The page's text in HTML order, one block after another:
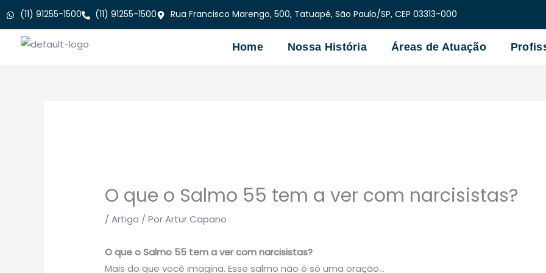
(11) 91255-1500 (11) 91255-1500 Rua Francisco Marengo, 500, Tatuapé, São Paulo/SP, CEP 03313-000
Home Nossa História Áreas de Atuação
O que o Salmo 55 tem a ver com narcisistas?
/Artigo / PorArtur Capano
O que o Salmo 55 tem a ver com narcisistas?
Mais do que você imagina. Esse salmo não é só uma oração…